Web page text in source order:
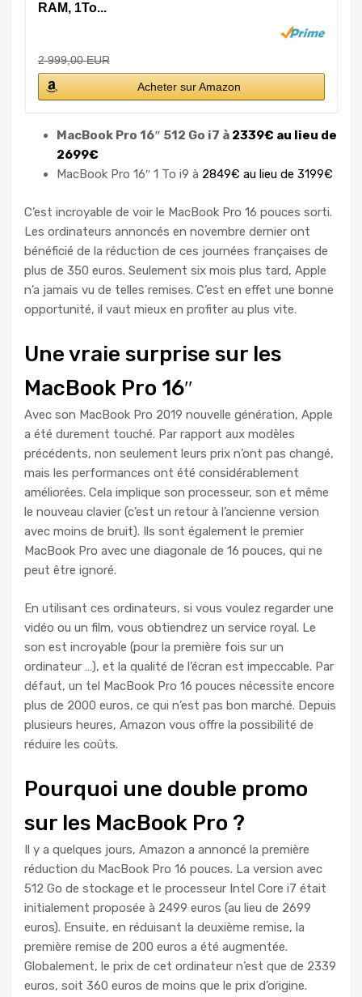
RAM, 1To...
2 999,00 EUR
Acheter sur Amazon
MacBook Pro 16″ 512 Go i7 à 2339€ au lieu de
2699€
MacBook Pro 16″ 1 To i9 à 2849€ au lieu de 3199€
C’est incroyable de voir le MacBook Pro 16 pouces sorti.
Les ordinateurs annoncés en novembre dernier ont
bénéficié de la réduction de ces journées françaises de
plus de 350 euros. Seulement six mois plus tard, Apple
n’a jamais vu de telles remises. C’est en effet une bonne
opportunité, il vaut mieux en profiter au plus vite.
Une vraie surprise sur les
MacBook Pro 16″
Avec son MacBook Pro 2019 nouvelle génération, Apple
a été durement touché. Par rapport aux modèles
précédents, non seulement leurs prix n’ont pas changé,
mais les performances ont été considérablement
améliorées. Cela implique son processeur, son et même
le nouveau clavier (c’est un retour à l’ancienne version
avec moins de bruit). Ils sont également le premier
MacBook Pro avec une diagonale de 16 pouces, qui ne
peut être ignoré.
En utilisant ces ordinateurs, si vous voulez regarder une
vidéo ou un film, vous obtiendrez un service royal. Le
son est incroyable (pour la première fois sur un
ordinateur …), et la qualité de l’écran est impeccable. Par
défaut, un tel MacBook Pro 16 pouces nécessite encore
plus de 2000 euros, ce qui n’est pas bon marché. Depuis
plusieurs heures, Amazon vous offre la possibilité de
réduire les coûts.
Pourquoi une double promo
sur les MacBook Pro ?
Il y a quelques jours, Amazon a annoncé la première
réduction du MacBook Pro 16 pouces. La version avec
512 Go de stockage et le processeur Intel Core i7 était
initialement proposée à 2499 euros (au lieu de 2699
euros). Ensuite, en réduisant la deuxième remise, la
première remise de 200 euros a été augmentée.
Globalement, le prix de cet ordinateur n’est que de 2339
euros, soit 360 euros de moins que le prix d’origine.